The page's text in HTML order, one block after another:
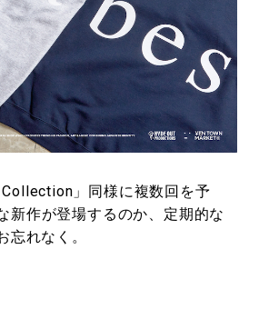
」同様に複数回を予
新作が登場するのか、定期的な
忘れなく。